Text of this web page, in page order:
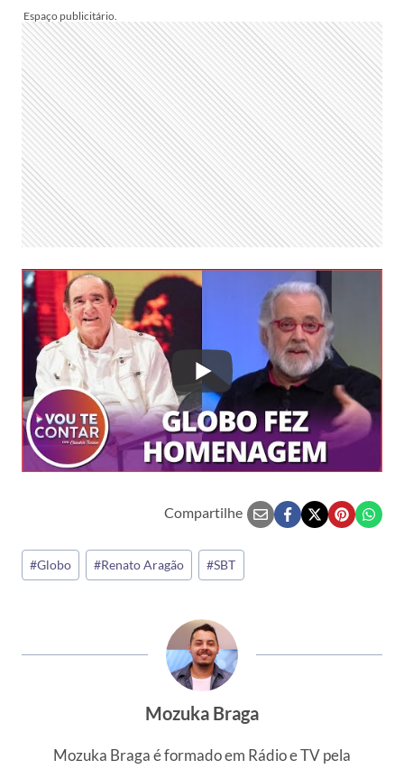
Compartilhe
Tags
do
#Globo #Renato Aragão #SBT
Mozuka Braga
Mozuka Braga é formado em Rádio e TV pela